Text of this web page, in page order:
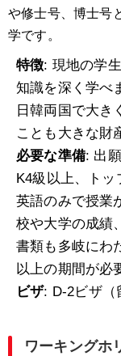
や修士号、博士号
学です。
特徴: 現地の学
知識を深く学べ
日韓両国で大き
ことも大きな財
必要な準備: 出
K4級以上、トッ
英語のみで授業
校や大学の成績
書類も多岐にわ
以上の期間が必
ビザ: D-2ビザ（
ワーキングホ